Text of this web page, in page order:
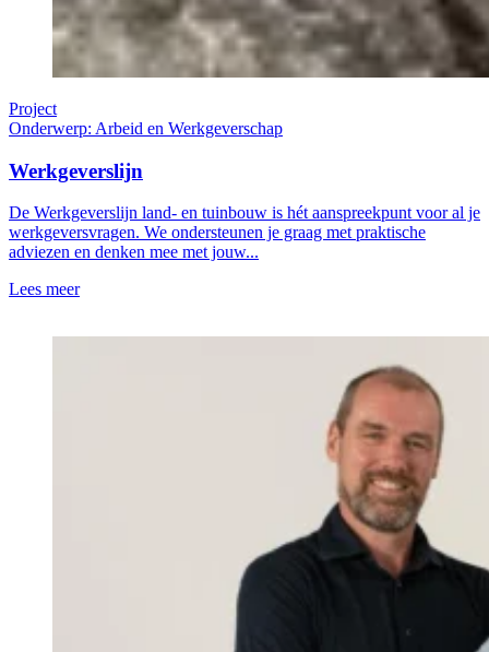
Project
Onderwerp: Arbeid en Werkgeverschap
Werkgeverslijn
De Werkgeverslijn land- en tuinbouw is hét aanspreekpunt voor al je
werkgeversvragen. We ondersteunen je graag met praktische
adviezen en denken mee met jouw...
Lees meer